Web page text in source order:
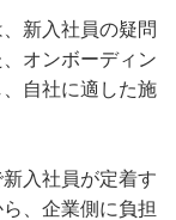
新入社員の疑問
オンボーディン
自社に適した施
入社員が定着す
、企業側に負担